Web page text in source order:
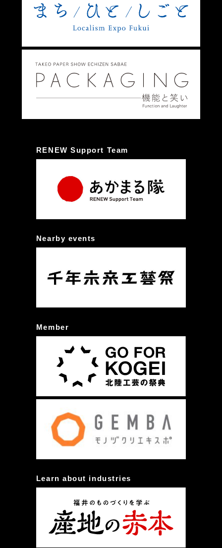
RENEW Support Team
Nearby events
Member
Learn about industries